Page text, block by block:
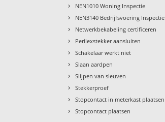
› NEN1010 Woning Inspectie
› NEN3140 Bedrijfsvoering Inspectie
› Netwerkbekabeling certificeren
› Perilexstekker aansluiten
› Schakelaar werkt niet
› Slaan aardpen
› Slijpen van sleuven
› Stekkerproef
› Stopcontact in meterkast plaatsen
› Stopcontact plaatsen